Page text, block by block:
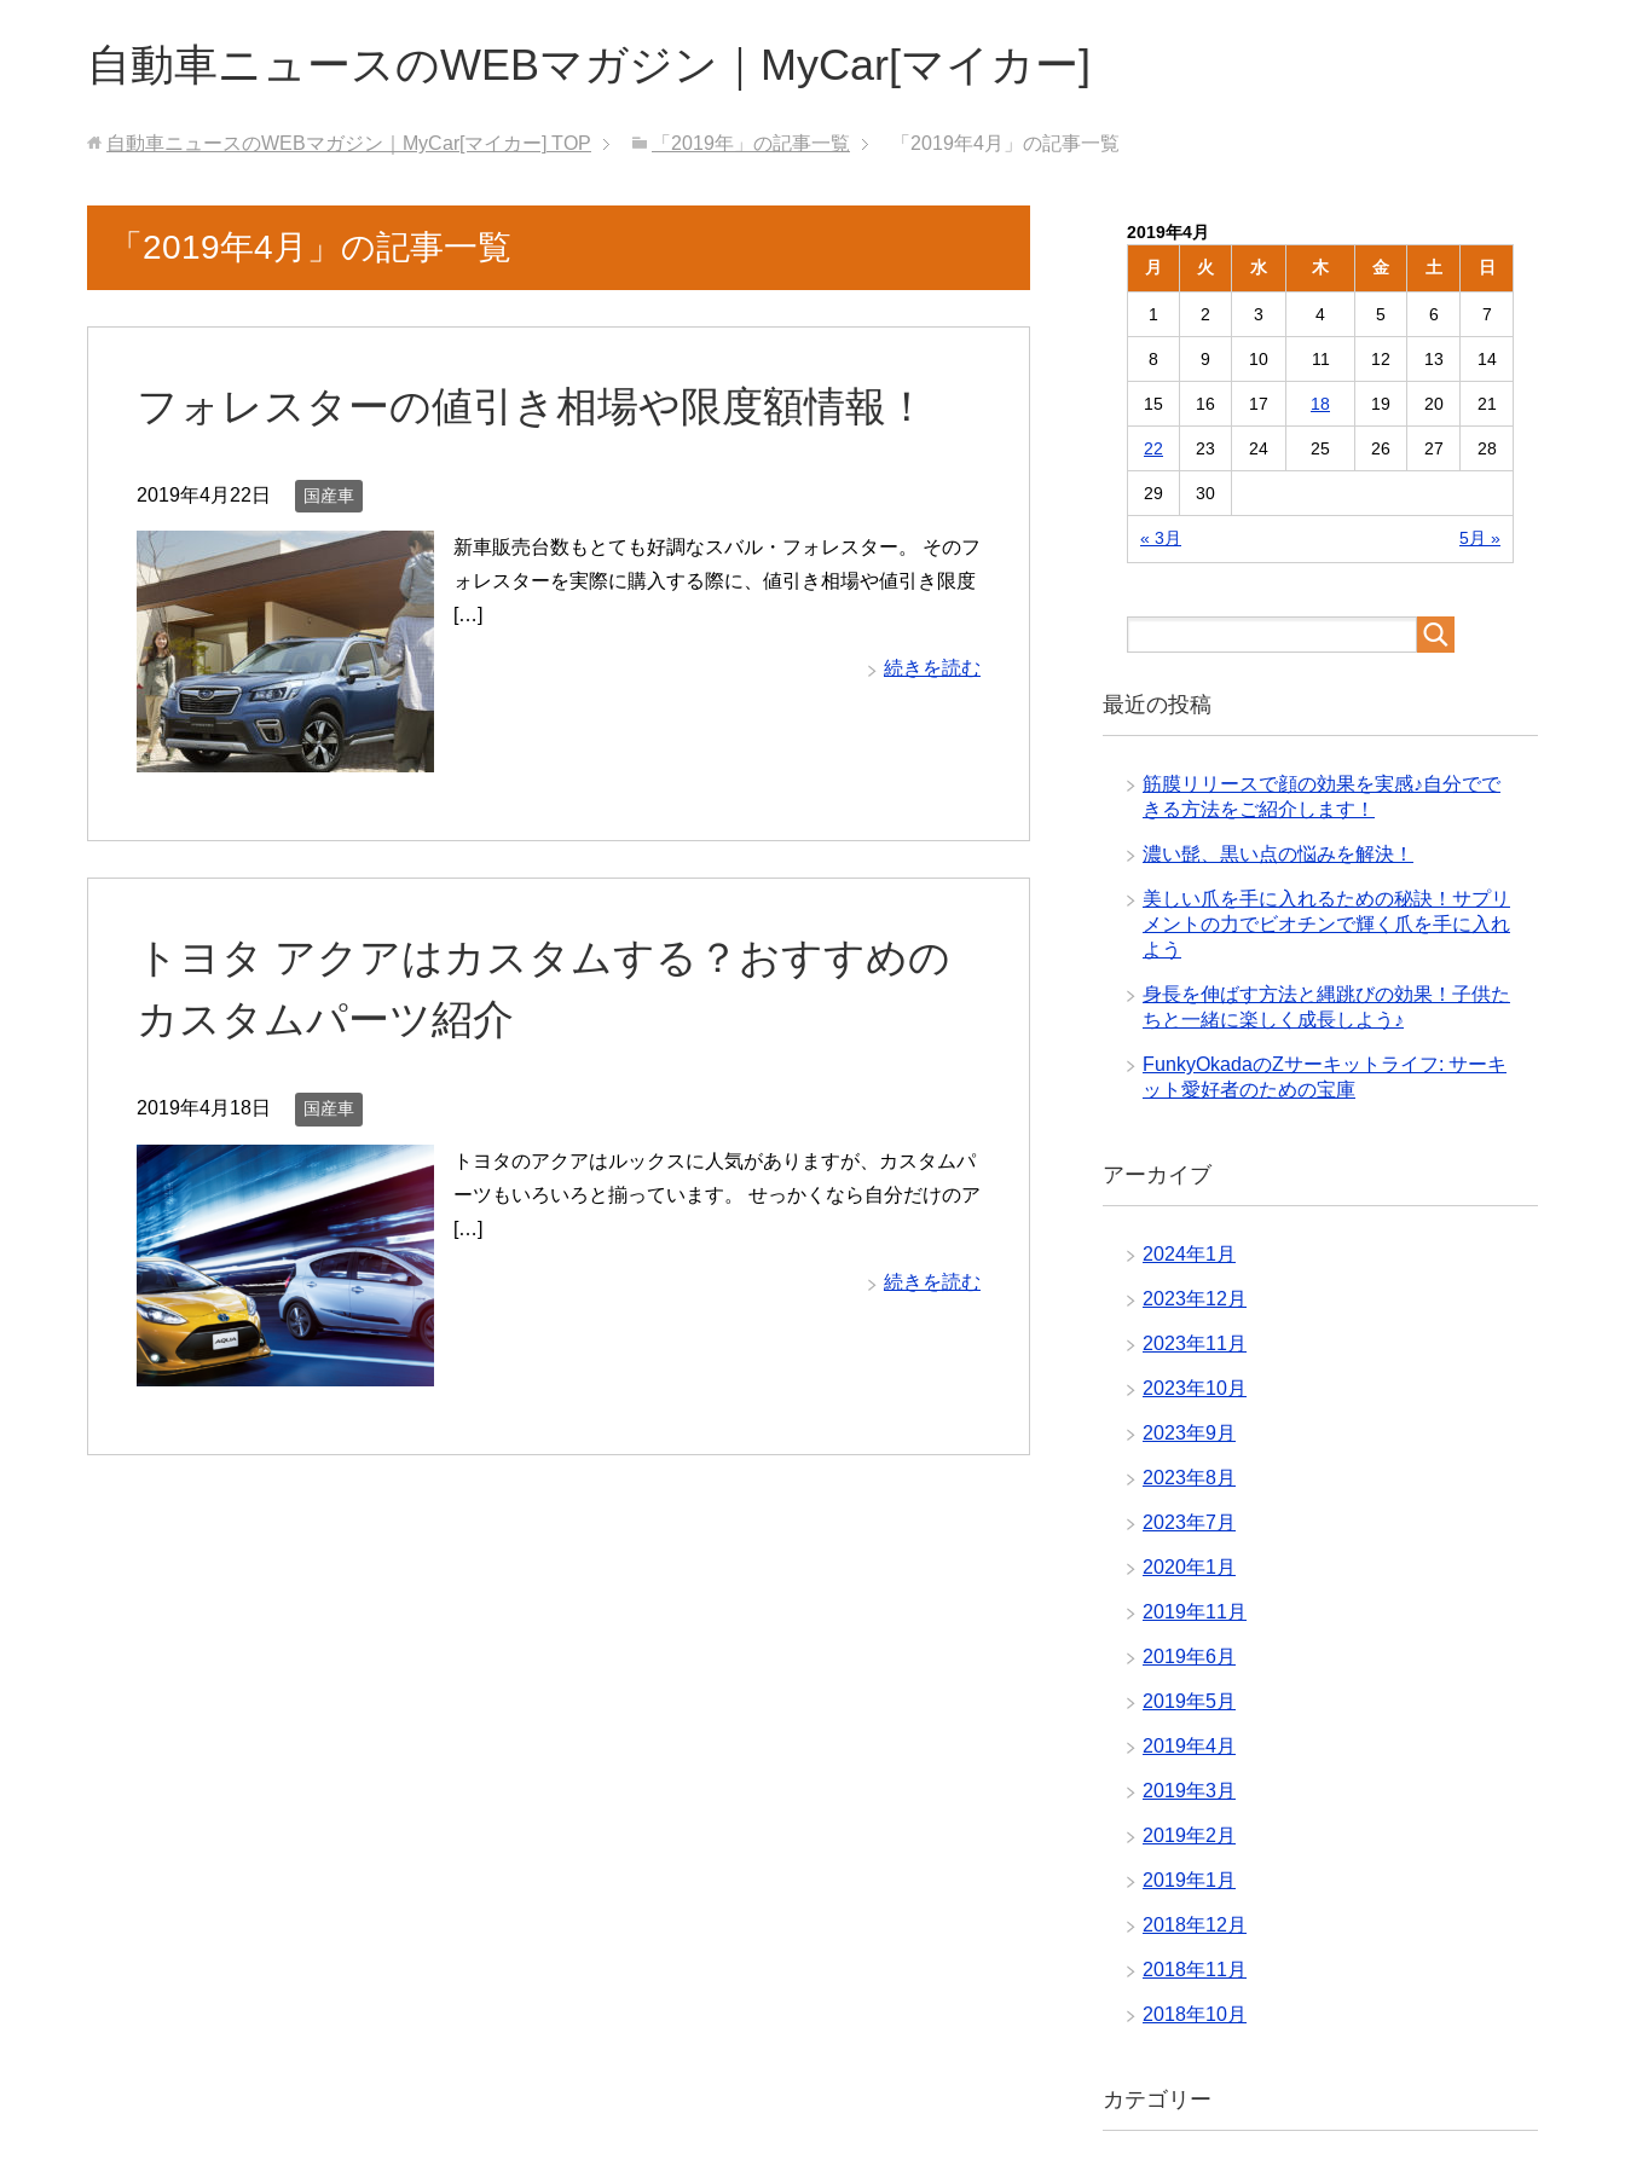
自動車ニュースのWEBマガジン｜MyCar[マイカー]
自動車ニュースのWEBマガジン｜MyCar[マイカー] TOP 「2019年」の記事一覧 「2019年4月」の記事一覧
「2019年4月」の記事一覧
フォレスターの値引き相場や限度額情報！
2019年4月22日 国産車
新車販売台数もとても好調なスバル・フォレスター。 そのフ
ォレスターを実際に購入する際に、値引き相場や値引き限度
[…]
続きを読む
トヨタ アクアはカスタムする？おすすめの
カスタムパーツ紹介
2019年4月18日 国産車
トヨタのアクアはルックスに人気がありますが、カスタムパ
ーツもいろいろと揃っています。 せっかくなら自分だけのア
[…]
続きを読む
2019年4月
月
火 水 木 金 土 日
« 3月 5月 »
1 2 3 4 5 6 7
8 9 10 11 12 13 14
15 16 17 18 19 20 21
22 23 24 25 26 27 28
29 30
最近の投稿
筋膜リリースで顔の効果を実感♪自分でで
きる方法をご紹介します！
濃い髭、黒い点の悩みを解決！
美しい爪を手に入れるための秘訣！サプリ
メントの力でビオチンで輝く爪を手に入れ
よう
身長を伸ばす方法と縄跳びの効果！子供た
ちと一緒に楽しく成長しよう♪
FunkyOkadaのZサーキットライフ: サーキ
ット愛好者のための宝庫
アーカイブ
2024年1月
2023年12月
2023年11月
2023年10月
2023年9月
2023年8月
2023年7月
2020年1月
2019年11月
2019年6月
2019年5月
2019年4月
2019年3月
2019年2月
2019年1月
2018年12月
2018年11月
2018年10月
カテゴリー